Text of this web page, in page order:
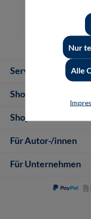
Service-Hotline
Shop Informationen
Shop-Service
Für Autor-/innen
Für Unternehmen
Nur
Alle